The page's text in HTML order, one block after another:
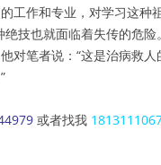
工作和专业，对学习这种
绝技也就面临着失传的危
对笔者说：“这是治病救
或者找我